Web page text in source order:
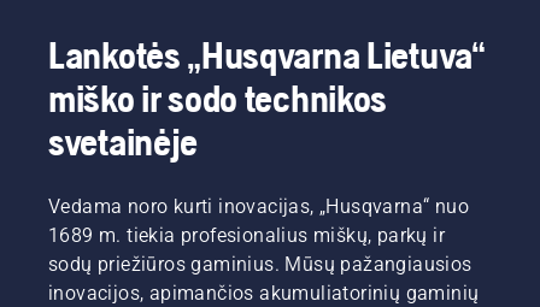
Lankotės „Husqvarna Lietuva“
miško ir sodo technikos
svetainėje
Vedama noro kurti inovacijas, „Husqvarna“ nuo
1689 m. tiekia profesionalius miškų, parkų ir
sodų priežiūros gaminius. Mūsų pažangiausios
inovacijos, apimančios akumuliatorinių gaminių